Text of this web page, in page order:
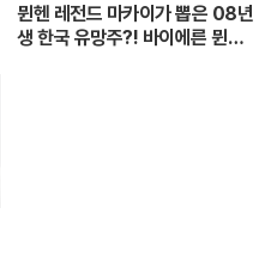
뮌헨 레전드 마카이가 뽑은 08년
생 한국 유망주?! 바이에른 뮌헨